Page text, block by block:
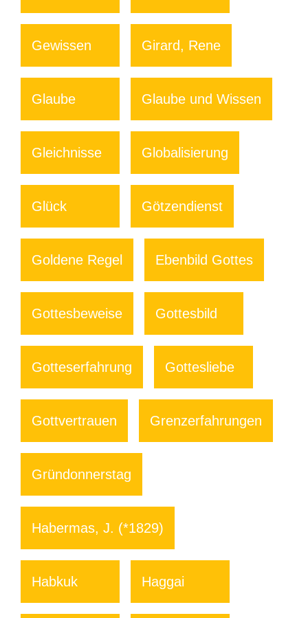
Gewissen Girard, Rene
Glaube Glaube und Wissen
Gleichnisse Globalisierung
Glück Götzendienst
Goldene Regel Ebenbild Gottes
Gottesbeweise Gottesbild
Gotteserfahrung Gottesliebe
Gottvertrauen Grenzerfahrungen
Gründonnerstag
Habermas, J. (*1829)
Habkuk Haggai